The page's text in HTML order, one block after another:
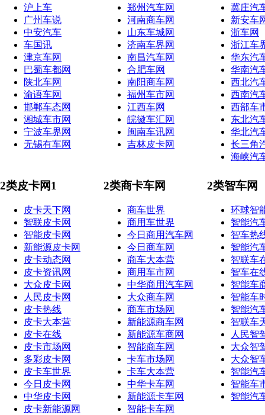
沪上车
广州车说
中安汽车
车国讯
津京车网
巴蜀车都网
陕北车网
渝语车网
邯郸车态网
湘城车市网
宁波车界网
无锡有车网
郑州汽车网
河南商车网
山东车城网
济南车界网
南昌汽车网
合肥车网
南阳商车网
福州车市网
江西车网
皖徽车汇网
闽南车讯网
吉林皮卡网
冀庄汽
新安车
浙车网
浙江车
华东汽
华南汽
西北汽
西南汽
西部车
东北汽
华北汽
长三角
海峡汽
2类皮卡网1
皮卡天下网
智联皮卡网
智能皮卡网
新能源皮卡网
皮卡动态网
皮卡资讯网
大众皮卡网
人民皮卡网
皮卡热线
皮卡大本营
皮卡在线
皮卡市场网
多彩皮卡网
皮卡车世界
今日皮卡网
中华皮卡网
皮卡新能源网
2类商卡车网
商车世界
商用车世界
今日商用汽车网
今日商车网
商车大本营
商用车市网
中华商用汽车网
大众商车网
商车市场网
新能源商车网
新能源车商网
智能商车网
卡车市场网
卡车大本营
中华卡车网
新能源卡车网
智能卡车网
2类智车网
环球智
智能汽
智车热
智能汽
智联车
智车在
智能车
智能车
智能汽
智联车
人民智
大众智
大众智
智能汽
智能车
智能汽